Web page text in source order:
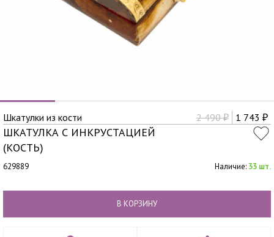
Шкатулки из кости 2 490₽ 1 743 ₽
ШКАТУЛКА С ИНКРУСТАЦИЕЙ
(КОСТЬ)
629889 Наличие: 33 шт.
В КОРЗИНУ